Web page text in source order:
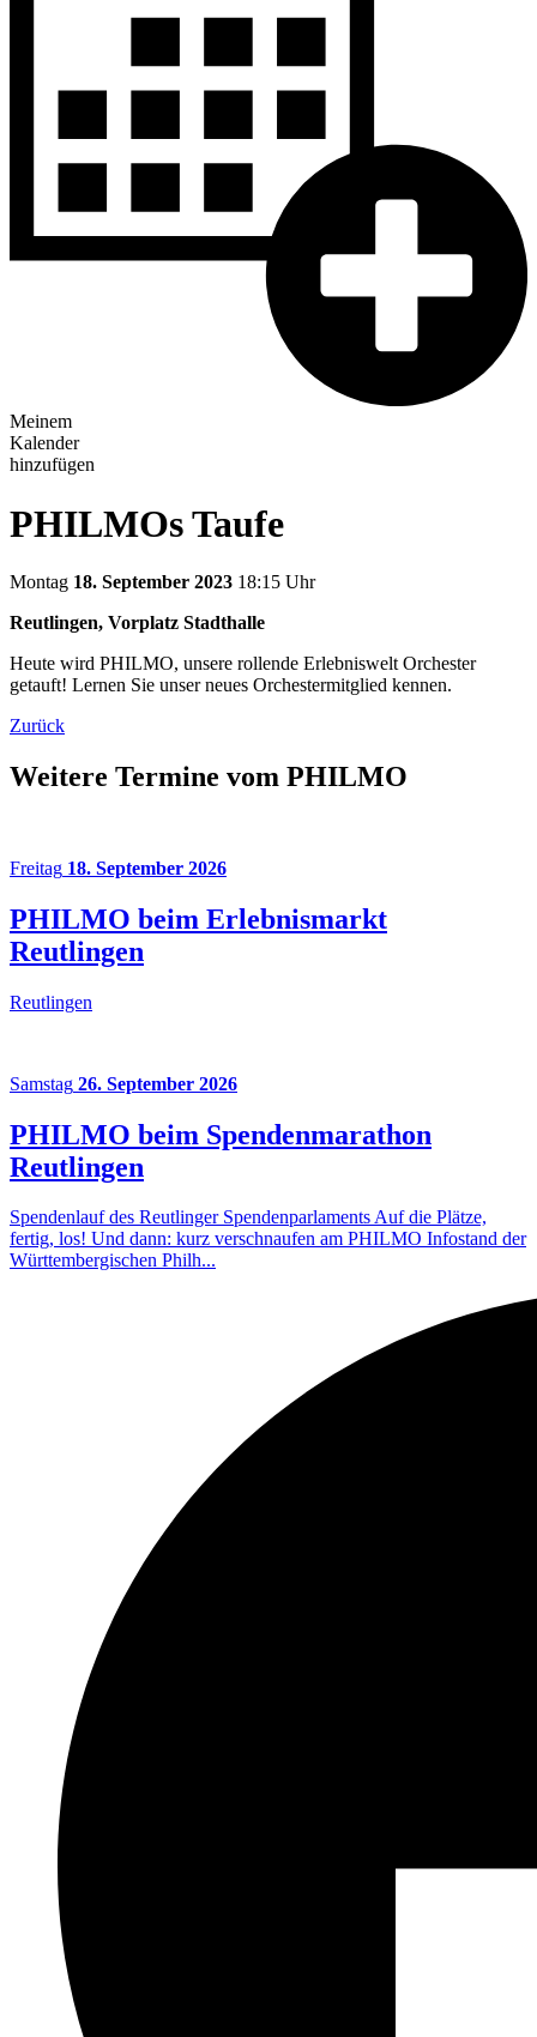
Meinem
Kalender
hinzufügen
PHILMOs Taufe
Montag 18. September 2023 18:15 Uhr
Reutlingen, Vorplatz Stadthalle
Heute wird PHILMO, unsere rollende Erlebniswelt Orchester
getauft! Lernen Sie unser neues Orchestermitglied kennen.
Zurück
Weitere Termine vom PHILMO
Freitag 18. September 2026
PHILMO beim Erlebnismarkt
Reutlingen
Reutlingen
Samstag 26. September 2026
PHILMO beim Spendenmarathon
Reutlingen
Spendenlauf des Reutlinger Spendenparlaments Auf die Plätze,
fertig, los! Und dann: kurz verschnaufen am PHILMO Infostand der
Württembergischen Philh...